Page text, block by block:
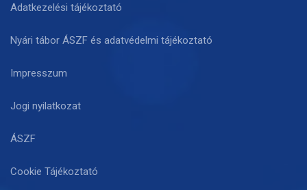
Adatkezelési tájékoztató
Nyári tábor ÁSZF és adatvédelmi tájékoztató
Impresszum
Jogi nyilatkozat
ÁSZF
Cookie Tájékoztató